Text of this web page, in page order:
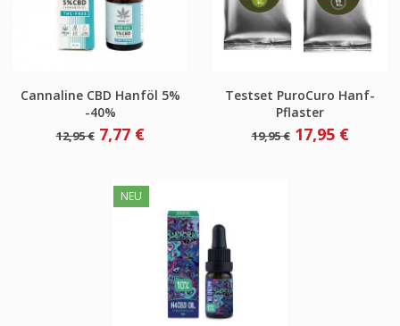
Cannaline CBD Hanföl 5%
-40%
Verkaufspreis
12,95 € Preis
7,77 €
Testset PuroCuro Hanf-
Pflaster
Verkaufspreis
19,95 € Preis
17,95 €
NEU